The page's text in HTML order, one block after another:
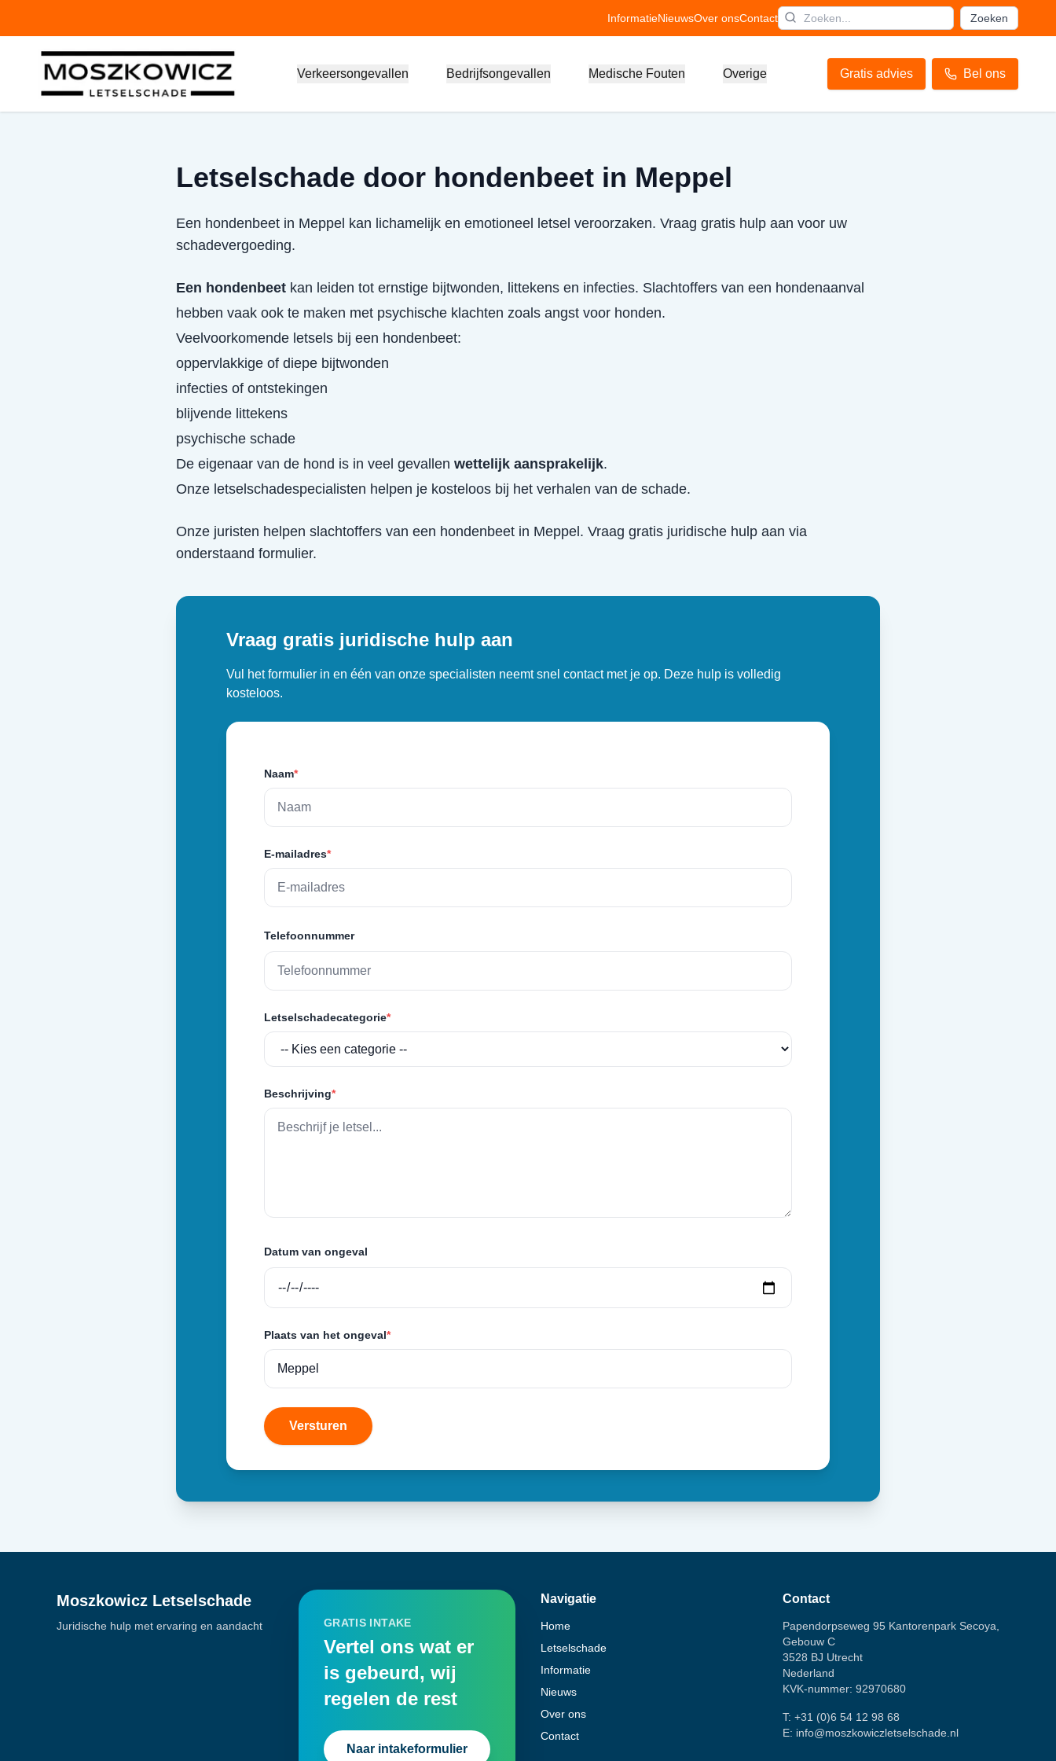
InformatieNieuwsOver onsContact Zoeken
Verkeersongevallen Bedrijfsongevallen Medische Fouten Overige Gratis advies Bel ons
Letselschade door hondenbeet in Meppel
Een hondenbeet in Meppel kan lichamelijk en emotioneel letsel veroorzaken. Vraag gratis hulp aan voor uw
schadevergoeding.
Een hondenbeet kan leiden tot ernstige bijtwonden, littekens en infecties. Slachtoffers van een hondenaanval
hebben vaak ook te maken met psychische klachten zoals angst voor honden.
Veelvoorkomende letsels bij een hondenbeet:
oppervlakkige of diepe bijtwonden
infecties of ontstekingen
blijvende littekens
psychische schade
De eigenaar van de hond is in veel gevallen wettelijk aansprakelijk.
Onze letselschadespecialisten helpen je kosteloos bij het verhalen van de schade.
Onze juristen helpen slachtoffers van een hondenbeet in Meppel . Vraag gratis juridische hulp aan via
onderstaand formulier.
Vraag gratis juridische hulp aan
Vul het formulier in en één van onze specialisten neemt snel contact met je op. Deze hulp is volledig
kosteloos.
Naam*
E-mailadres*
Telefoonnummer
Letselschadecategorie*
Beschrijving*
Datum van ongeval
Plaats van het ongeval*
Versturen
Moszkowicz Letselschade
Juridische hulp met ervaring en aandacht GRATIS INTAKE
Vertel ons wat er
is gebeurd, wij
regelen de rest
Naar intakeformulier
Navigatie
Home
Letselschade
Informatie
Nieuws
Over ons
Contact
Contact
Papendorpseweg 95 Kantorenpark Secoya,
Gebouw C
3528 BJ Utrecht
Nederland
KVK-nummer: 92970680
T: +31 (0)6 54 12 98 68
E: info@moszkowiczletselschade.nl